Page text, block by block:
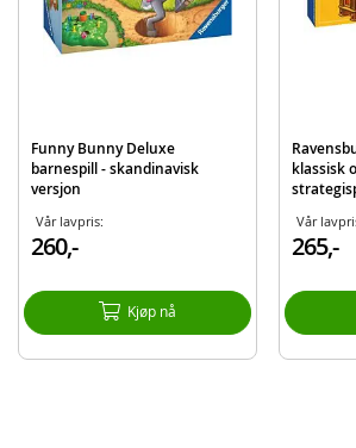
Funny Bunny Deluxe
barnespill - skandinavisk
versjon
Vår lavpris:
260,-
Kjøp nå
klassisk
Vår
265,-